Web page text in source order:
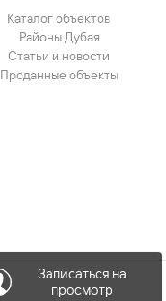
Записаться на
просмотр
Каталог объектов
Районы Дубая
Статьи и новости
Проданные объекты